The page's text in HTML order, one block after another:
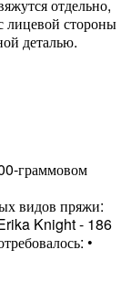
отдельно,
лицевой стороны
деталью.
граммовом
видов пряжи:
Knight - 186
•